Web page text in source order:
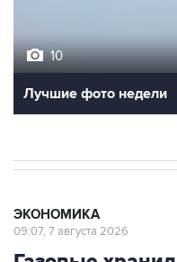
Лучшие фото недели
Газовые
на 16,5 п.п.